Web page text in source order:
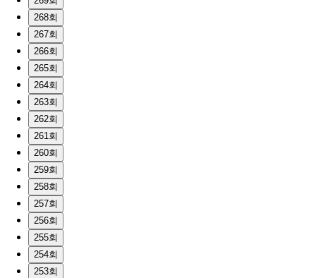
268회
267회
266회
265회
264회
263회
262회
261회
260회
259회
258회
257회
256회
255회
254회
253회